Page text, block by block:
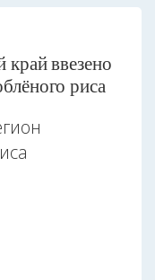
ввезено
риса